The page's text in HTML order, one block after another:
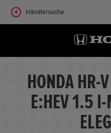
Händlersuche
HONDA HR-
E:HEV 1.5